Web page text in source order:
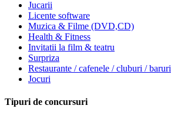
Jucarii
Licente software
Muzica & Filme (DVD,CD)
Health & Fitness
Invitatii la film & teatru
Surpriza
Restaurante / cafenele / cluburi / baruri
Jocuri
Tipuri de concursuri